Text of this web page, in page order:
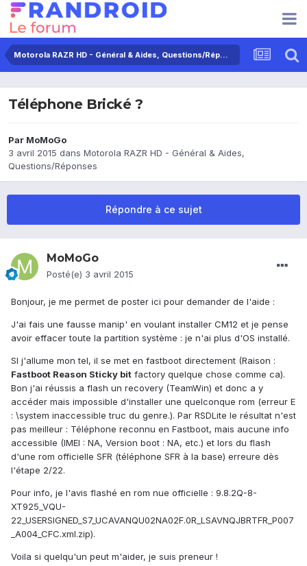
Motorola RAZR HD - Général & Aides, Questions/Réponses
Téléphone Brické ?
Par MoMoGo
3 avril 2015 dans Motorola RAZR HD - Général & Aides,
Questions/Réponses
Répondre à ce sujet
MoMoGo
Posté(e) 3 avril 2015
Bonjour, je me permet de poster ici pour demander de l'aide :
J'ai fais une fausse manip' en voulant installer CM12 et je pense
avoir effacer toute la partition système : je n'ai plus d'OS installé.
SI j'allume mon tel, il se met en fastboot directement (Raison :
Fastboot Reason Sticky bit factory quelque chose comme ca).
Bon j'ai réussis a flash un recovery (TeamWin) et donc a y
accéder mais impossible d'installer une quelconque rom (erreur E
: \system inaccessible truc du genre.). Par RSDLite le résultat n'est
pas meilleur : Téléphone reconnu en Fastboot, mais aucune info
accessible (IMEI : NA, Version boot : NA, etc.) et lors du flash
d'une rom officielle SFR (téléphone SFR à la base) erreure dès
l'étape 2/22.
Pour info, je l'avis flashé en rom nue officielle : 9.8.2Q-8-
XT925_VQU-
22_USERSIGNED_S7_UCAVANQU02NA02F.0R_LSAVNQJBRTFR_P007
_A004_CFC.xml.zip).
Voila si quelqu'un peut m'aider, je suis preneur !